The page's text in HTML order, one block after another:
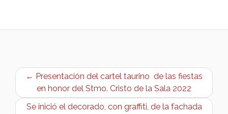
← Presentación del cartel taurino de las fiestas
en honor del Stmo. Cristo de la Sala 2022
Se inició el decorado, con graffiti, de la fachada